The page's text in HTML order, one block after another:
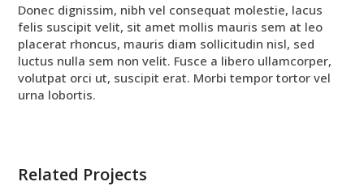
Donec dignissim, nibh vel consequat molestie, lacus
felis suscipit velit, sit amet mollis mauris sem at leo
placerat rhoncus, mauris diam sollicitudin nisl, sed
luctus nulla sem non velit. Fusce a libero ullamcorper,
volutpat orci ut, suscipit erat. Morbi tempor tortor vel
urna lobortis.
Related Projects